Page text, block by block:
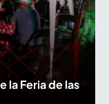
la Feria de las